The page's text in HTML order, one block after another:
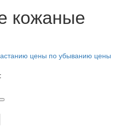
кожаные
цены по убыванию цены